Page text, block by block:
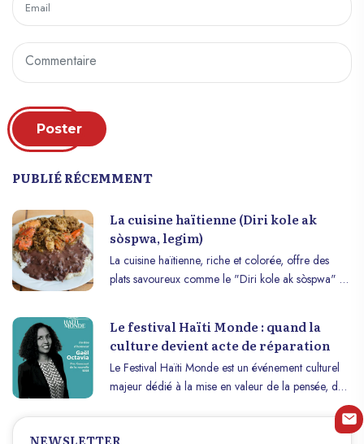
Poster
PUBLIÉ RÉCEMMENT
La cuisine haïtienne (Diri kole ak
sòspwa, legim)
La cuisine haïtienne, riche et colorée, offre des
plats savoureux comme le "Diri kole ak sòspwa" et
pilier de l’alimentation haïtienne, souvent
accompagné de viande ou de poisson. Le Legim,
quant à lui, est un ragoût végétarien épicé fait de
chou, de carottes, et d’épinards, épaissi avec de la
profondément ancrés dans la tradition, symbolisent
Le festival Haïti Monde : quand la
culture devient acte de réparation
Le Festival Haïti Monde est un événement culturel
majeur dédié à la mise en valeur de la pensée, de
cœur de Paris. Porté depuis plusieurs années par